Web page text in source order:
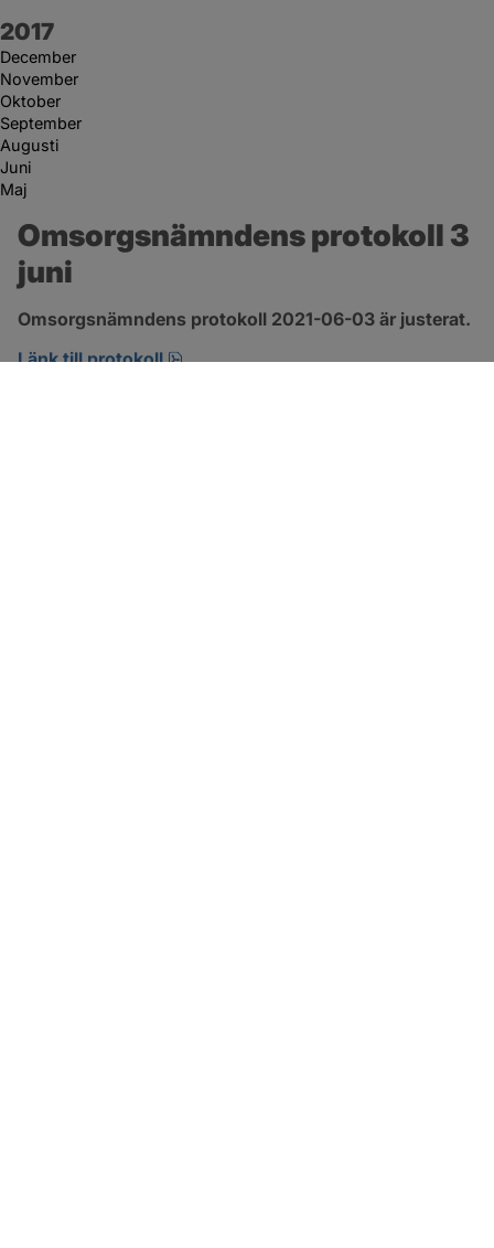
År:
2017
December
November
Oktober
September
Augusti
Juni
Maj
Omsorgsnämndens protokoll 3
juni
Omsorgsnämndens protokoll 2021-06-03 är justerat.
Länk till protokoll
pdf, 303.4 kB, öppnas i nytt fönster.